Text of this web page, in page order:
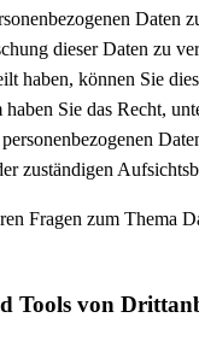
Daten
dieser Daten zu
haben, können Sie
Sie das Recht,
zuständigen
Fragen zum Thema
Tools von